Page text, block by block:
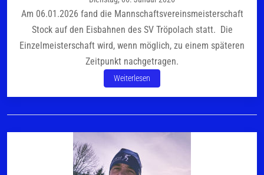
Am 06.01.2026 fand die Mannschaftsvereinsmeisterschaft
Stock auf den Eisbahnen des SV Tröpolach statt. Die
Einzelmeisterschaft wird, wenn möglich, zu einem späteren
Zeitpunkt nachgetragen.
Weiterlesen